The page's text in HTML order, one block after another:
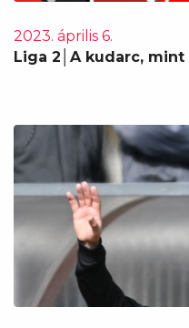
2023. április 6.
Liga 2│A kudarc,